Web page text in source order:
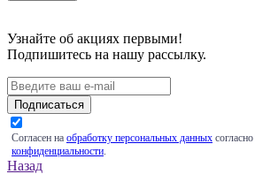
Узнайте об акциях первыми!
Подпишитесь на нашу рассылку.
Подписаться
Согласен на обработку персональных данных согласно
конфиденциальности.
Назад